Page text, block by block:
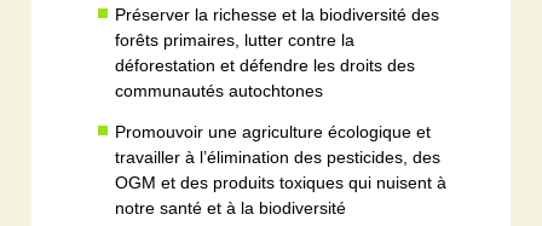
Préserver la richesse et la biodiversité des
forêts primaires, lutter contre la
déforestation et défendre les droits des
communautés autochtones
Promouvoir une agriculture écologique et
travailler à l’élimination des pesticides, des
OGM et des produits toxiques qui nuisent à
notre santé et à la biodiversité